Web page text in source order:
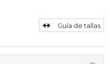
Guía de tallas